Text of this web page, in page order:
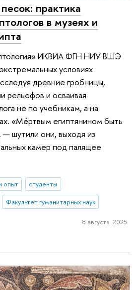
практика
в музеях и
ИКВИА ФГН НИУ ВШЭ
условиях
древние гробницы,
рельефов и осваивая
не по учебникам, а на
«Мёртвым египтянином быть
шутили они, выходя из
камер под палящее
опыт
студенты
Факультет гуманитарных наук
8 августа 2025